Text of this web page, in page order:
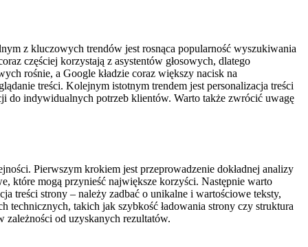
z kluczowych trendów jest rosnąca popularność wyszukiwania
częściej korzystają z asystentów głosowych, dlatego
rośnie, a Google kładzie coraz większy nacisk na
treści. Kolejnym istotnym trendem jest personalizacja treści
do indywidualnych potrzeb klientów. Warto także zwrócić uwagę
Pierwszym krokiem jest przeprowadzenie dokładnej analizy
które mogą przynieść największe korzyści. Następnie warto
treści strony – należy zadbać o unikalne i wartościowe teksty,
technicznych, takich jak szybkość ładowania strony czy struktura
od uzyskanych rezultatów.